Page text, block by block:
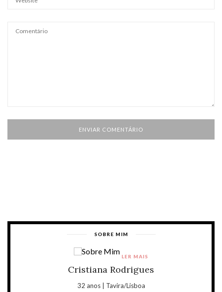
SOBRE MIM
Cristiana Rodrigues
32 anos | Tavira/Lisboa
LER MAIS